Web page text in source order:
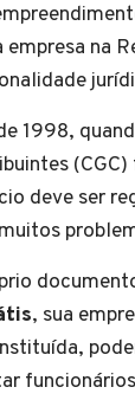
na
1998,
deve ser
, sua